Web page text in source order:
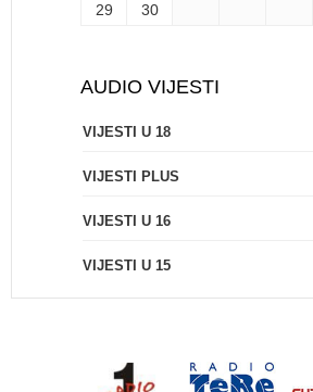
29
30
AUDIO VIJESTI
VIJESTI U 18
VIJESTI PLUS
VIJESTI U 16
VIJESTI U 15